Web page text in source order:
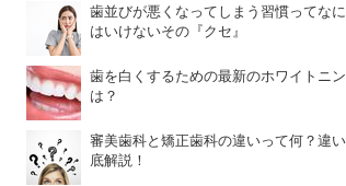
歯並びが悪くなってしまう習慣ってな
はいけないその『クセ』
歯を白くするための最新のホワイトニ
は？
審美歯科と矯正歯科の違いって何？違
底解説！